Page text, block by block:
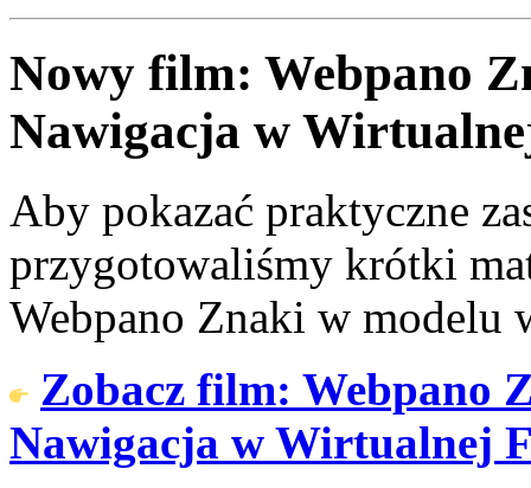
Nowy film: Webpano
Nawigacja w
Aby pokazać praktyczne
przygotowaliśmy krótki
Webpano Znaki w
Zobacz film: Webpano
Nawigacja w Wirtualnej